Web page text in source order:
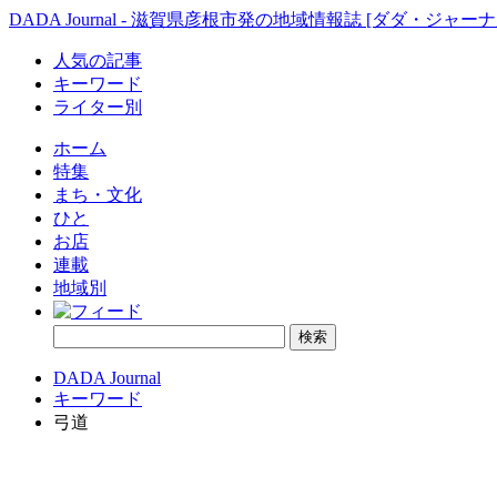
DADA Journal - 滋賀県彦根市発の地域情報誌 [ダダ・ジャー
人気の記事
キーワード
ライター別
ホーム
特集
まち・文化
ひと
お店
連載
地域別
DADA Journal
キーワード
弓道